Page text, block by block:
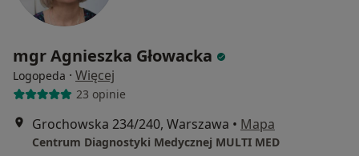
mgr Agnieszka Głowacka
Logopeda · Więcej
23 opinie
Grochowska 234/240, Warszawa • Mapa
Centrum Diagnostyki Medycznej MULTI MED